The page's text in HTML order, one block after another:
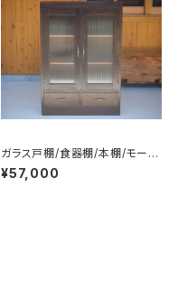
ガラス戸棚/食器棚/本棚/モール
ガラス/No.0218
¥57,000